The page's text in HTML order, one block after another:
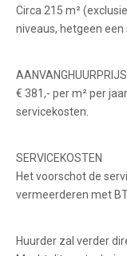
Circa 215 m²
niveaus, hetgeen
AANVANGHUURPRIJS
€ 381,- per m² per
servicekosten.
SERVICEKOSTEN
Het voorschot de
vermeerderen met
Huurder zal verder